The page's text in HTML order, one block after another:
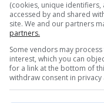
settimane.
che la bella
(cookies, unique
accessed by and shared
site. We and our partners
partners.
Some vendors may
interest, which you can
for a link at the bottom of
withdraw consent in